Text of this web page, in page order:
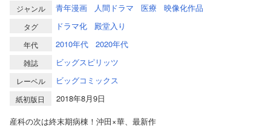
ジャンル 青年漫画 人間ドラマ 医療 映像化作品
タグ ドラマ化 殿堂入り
年代 2010年代 2020年代
雑誌 ビッグスピリッツ
レーベル ビッグコミックス
紙初版日
2018年8月9日
産科の次は終末期病棟！沖田×華、最新作